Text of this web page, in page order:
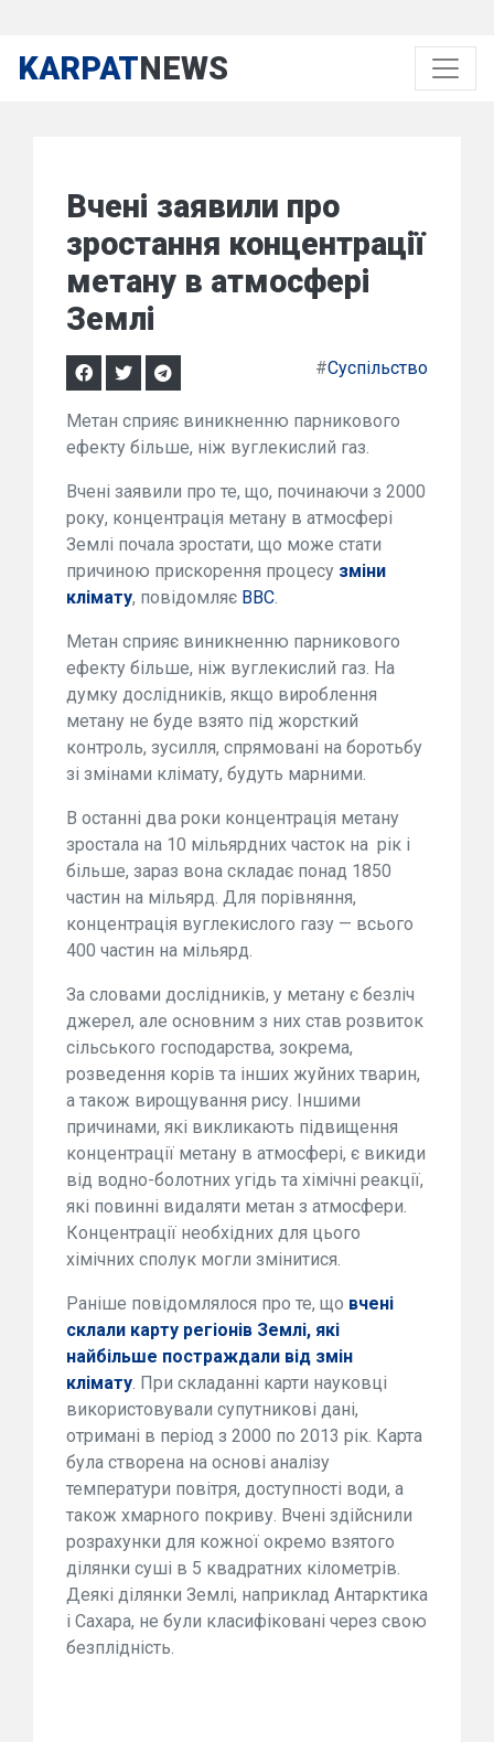
KARPATNEWS
Вчені заявили про
зростання концентрації
метану в атмосфері
Землі
#Суспільство
Метан сприяє виникненню парникового
ефекту більше, ніж вуглекислий газ.
Вчені заявили про те, що, починаючи з 2000
року, концентрація метану в атмосфері
Землі почала зростати, що може стати
причиною прискорення процесу зміни
клімату, повідомляє ВВС.
Метан сприяє виникненню парникового
ефекту більше, ніж вуглекислий газ. На
думку дослідників, якщо вироблення
метану не буде взято під жорсткий
контроль, зусилля, спрямовані на боротьбу
зі змінами клімату, будуть марними.
В останні два роки концентрація метану
зростала на 10 мільярдних часток на рік і
більше, зараз вона складає понад 1850
частин на мільярд. Для порівняння,
концентрація вуглекислого газу — всього
400 частин на мільярд.
За словами дослідників, у метану є безліч
джерел, але основним з них став розвиток
сільського господарства, зокрема,
розведення корів та інших жуйних тварин,
а також вирощування рису. Іншими
причинами, які викликають підвищення
концентрації метану в атмосфері, є викиди
від водно-болотних угідь та хімічні реакції,
які повинні видаляти метан з атмосфери.
Концентрації необхідних для цього
хімічних сполук могли змінитися.
Раніше повідомлялося про те, що вчені
склали карту регіонів Землі, які
найбільше постраждали від змін
клімату. При складанні карти науковці
використовували супутникові дані,
отримані в період з 2000 по 2013 рік. Карта
була створена на основі аналізу
температури повітря, доступності води, а
також хмарного покриву. Вчені здійснили
розрахунки для кожної окремо взятого
ділянки суші в 5 квадратних кілометрів.
Деякі ділянки Землі, наприклад Антарктика
і Сахара, не були класифіковані через свою
безплідність.